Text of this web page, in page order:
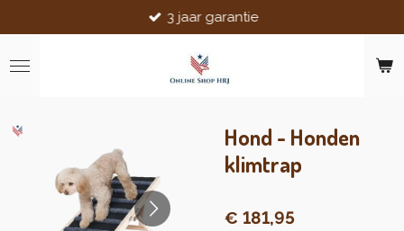
direct
naar
de
3 jaar garantie
Hond - Honden
klimtrap
€ 181,95